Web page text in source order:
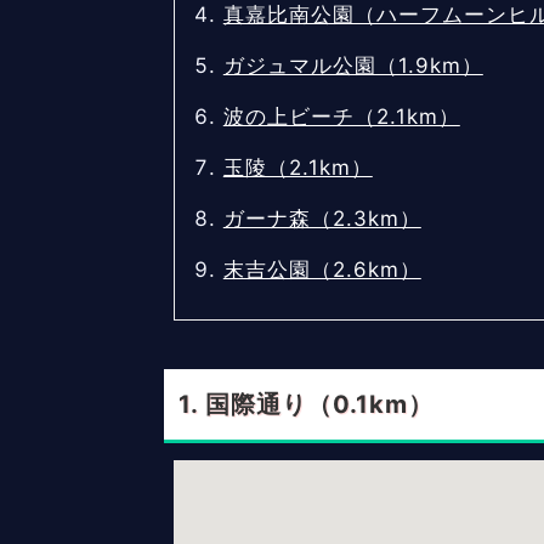
真嘉比南公園（ハーフムーンヒ
ガジュマル公園（1.9km）
波の上ビーチ（2.1km）
玉陵（2.1km）
ガーナ森（2.3km）
末吉公園（2.6km）
国際通り（0.1km）